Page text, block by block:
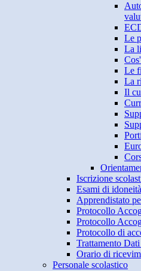
Le
La
Le
La
Il
Iscrizione
Esami di
Apprendistato
Protocollo
Protocollo
Protocollo di
Trattamento
Orario di
Personale scolastico